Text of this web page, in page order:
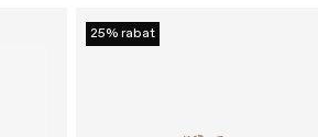
25% rabat